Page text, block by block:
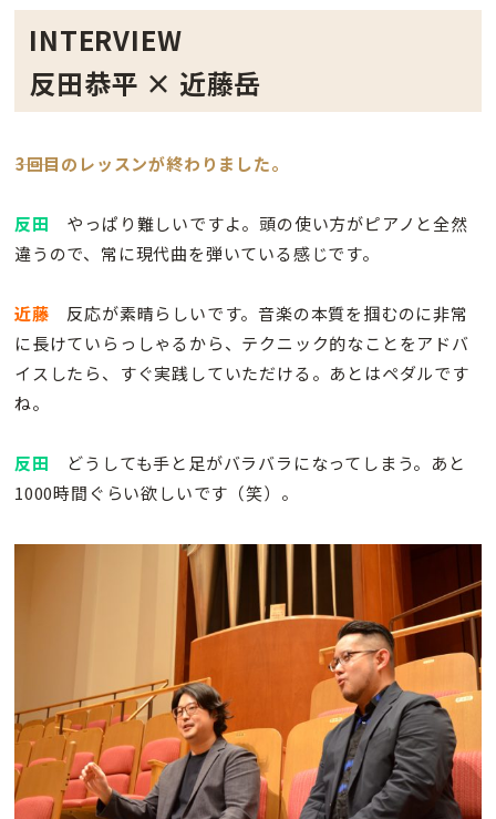
INTERVIEW
反田恭平 × 近藤岳
――3回目のレッスンが終わりました。
反田 やっぱり難しいですよ。頭の使い方がピアノと全然
違うので、常に現代曲を弾いている感じです。
近藤 反応が素晴らしいです。音楽の本質を掴むのに非常
に長けていらっしゃるから、テクニック的なことをアドバ
イスしたら、すぐ実践していただける。あとはペダルです
ね。
反田 どうしても手と足がバラバラになってしまう。あと
1000時間ぐらい欲しいです（笑）。